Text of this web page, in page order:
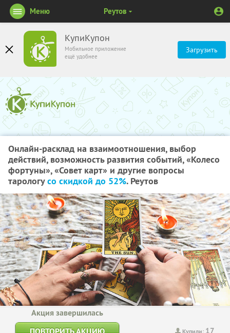
КупиКупон
Мобильное приложение
ещё удобнее
Загрузить
Меню Реутов
Онлайн-расклад на взаимоотношения, выбор
действий, возможность развития событий, «Колесо
фортуны», «Совет карт» и другие вопросы
тарологусо скидкой до 52%. Реутов
Купили: 17
Акция завершилась